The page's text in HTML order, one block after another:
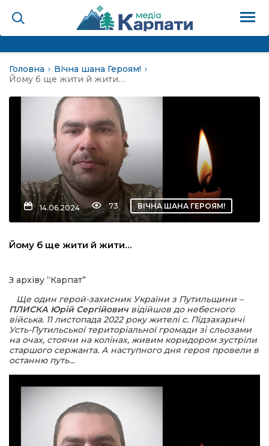
голос гірського
холєра, шо вповідає
вісті
Головна
Вічна шана Героям!
Йому б ще жити й жити…
14.06.2024 73 ВІЧНА ШАНА ГЕРОЯМ!
Йому б ще жити й жити…
З архіву “Карпат”
Ще один герой-захисник України з Путильщини –
ПЛИСКА Юрій Сергійовичвідійшов до небесного
війська. 11 листопада 2022 року жителі с. Підзахаричі
Усть-Путильської територіальноїгромади зі сльозами
на очах, стоячи на колінах, живим коридором зустріли
старшого сержанта. А наступного дня героя провели в
останню путь…